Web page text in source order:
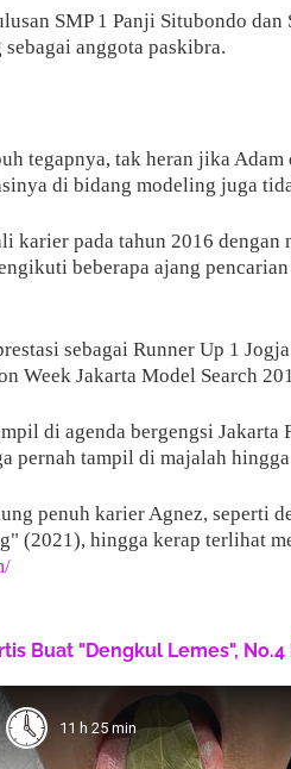
SMP 1 Panji Situbondo
anggota paskibra.
tegapnya, tak heran jika
di bidang modeling juga
karier pada tahun 2016
beberapa ajang
sebagai Runner Up 1
Week Jakarta Model Search
di agenda bergengsi Jakarta
pernah tampil di majalah
penuh karier Agnez, seperti
(2021), hingga kerap terlihat
Buat "Dengkul Lemes",
11 h 25 min